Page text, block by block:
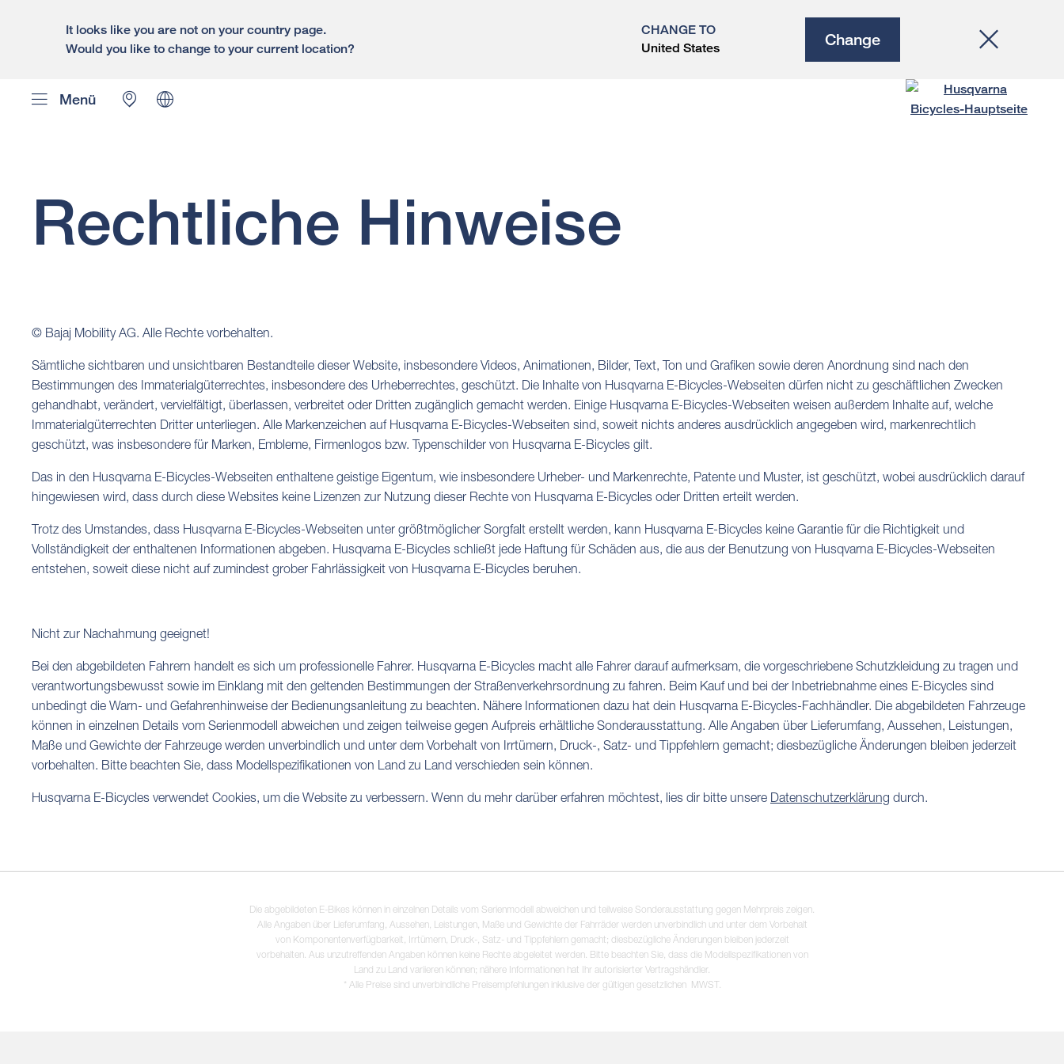
It looks like you are not on your country page.
Would you like to change to your current location?
CHANGE TO
United States
Change
Menü
Rechtliche Hinweise
© Bajaj Mobility AG. Alle Rechte vorbehalten.
Sämtliche sichtbaren und unsichtbaren Bestandteile dieser Website, insbesondere Videos, Animationen, Bilder, Text, Ton und Grafiken sowie deren Anordnung sind nach den
Bestimmungen des Immaterialgüterrechtes, insbesondere des Urheberrechtes, geschützt. Die Inhalte von Husqvarna E-Bicycles-Webseiten dürfen nicht zu geschäftlichen Zwecken
gehandhabt, verändert, vervielfältigt, überlassen, verbreitet oder Dritten zugänglich gemacht werden. Einige Husqvarna E-Bicycles-Webseiten weisen außerdem Inhalte auf, welche
Immaterialgüterrechten Dritter unterliegen. Alle Markenzeichen auf Husqvarna E-Bicycles-Webseiten sind, soweit nichts anderes ausdrücklich angegeben wird, markenrechtlich
geschützt, was insbesondere für Marken, Embleme, Firmenlogos bzw. Typenschilder von Husqvarna E-Bicycles gilt.
Das in den Husqvarna E-Bicycles-Webseiten enthaltene geistige Eigentum, wie insbesondere Urheber- und Markenrechte, Patente und Muster, ist geschützt, wobei ausdrücklich darauf
hingewiesen wird, dass durch diese Websites keine Lizenzen zur Nutzung dieser Rechte von Husqvarna E-Bicycles oder Dritten erteilt werden.
Trotz des Umstandes, dass Husqvarna E-Bicycles-Webseiten unter größtmöglicher Sorgfalt erstellt werden, kann Husqvarna E-Bicycles keine Garantie für die Richtigkeit und
Vollständigkeit der enthaltenen Informationen abgeben. Husqvarna E-Bicycles schließt jede Haftung für Schäden aus, die aus der Benutzung von Husqvarna E-Bicycles-Webseiten
entstehen, soweit diese nicht auf zumindest grober Fahrlässigkeit von Husqvarna E-Bicycles beruhen.
Nicht zur Nachahmung geeignet!
Bei den abgebildeten Fahrern handelt es sich um professionelle Fahrer. Husqvarna E-Bicycles macht alle Fahrer darauf aufmerksam, die vorgeschriebene Schutzkleidung zu tragen und
verantwortungsbewusst sowie im Einklang mit den geltenden Bestimmungen der Straßenverkehrsordnung zu fahren. Beim Kauf und bei der Inbetriebnahme eines E-Bicycles sind
unbedingt die Warn- und Gefahrenhinweise der Bedienungsanleitung zu beachten. Nähere Informationen dazu hat dein Husqvarna E-Bicycles-Fachhändler. Die abgebildeten Fahrzeuge
können in einzelnen Details vom Serienmodell abweichen und zeigen teilweise gegen Aufpreis erhältliche Sonderausstattung. Alle Angaben über Lieferumfang, Aussehen, Leistungen,
Maße und Gewichte der Fahrzeuge werden unverbindlich und unter dem Vorbehalt von Irrtümern, Druck-, Satz- und Tippfehlern gemacht; diesbezügliche Änderungen bleiben jederzeit
vorbehalten. Bitte beachten Sie, dass Modellspezifikationen von Land zu Land verschieden sein können.
Husqvarna E-Bicycles verwendet Cookies, um die Website zu verbessern. Wenn du mehr darüber erfahren möchtest, lies dir bitte unsere Datenschutzerklärung durch.
Die abgebildeten E-Bikes können in einzelnen Details vom Serienmodell abweichen und teilweise Sonderausstattung gegen Mehrpreis zeigen.
Alle Angaben über Lieferumfang, Aussehen, Leistungen, Maße und Gewichte der Fahrräder werden unverbindlich und unter dem Vorbehalt
von Komponentenverfügbarkeit, Irrtümern, Druck-, Satz- und Tippfehlern gemacht; diesbezügliche Änderungen bleiben jederzeit
vorbehalten. Aus unzutreffenden Angaben können keine Rechte abgeleitet werden. Bitte beachten Sie, dass die Modellspezifikationen von
Land zu Land variieren können; nähere Informationen hat Ihr autorisierter Vertragshändler.
* Alle Preise sind unverbindliche Preisempfehlungen inklusive der gültigen gesetzlichen MWST.